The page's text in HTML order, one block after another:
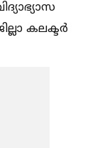
കലക്ടർ